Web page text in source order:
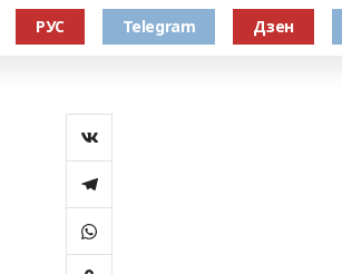
РУС Telegram Дзен